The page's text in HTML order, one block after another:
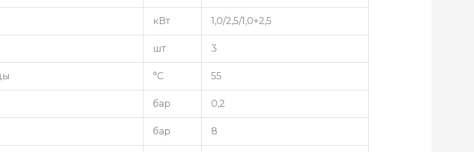
кВт 1,0/2,5/1,0+2,5
шт 3
°С 55
бар 0,2
бар 8